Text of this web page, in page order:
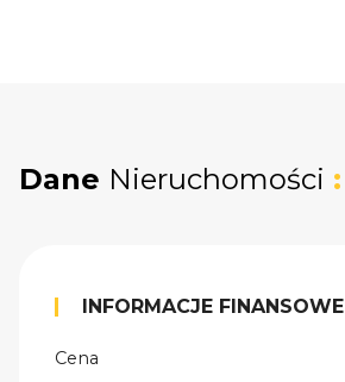
Dane Nieruchomości :
INFORMACJE FINANSOWE
Cena